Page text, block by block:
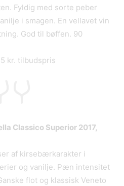
Fyldig med sorte peber
i smagen. En vellavet vin
God til bøffen. 90
kr. tilbudspris
Classico Superior 2017,
af kirsebærkarakter i
og vanilje. Pæn intensitet
flot og klassisk Veneto